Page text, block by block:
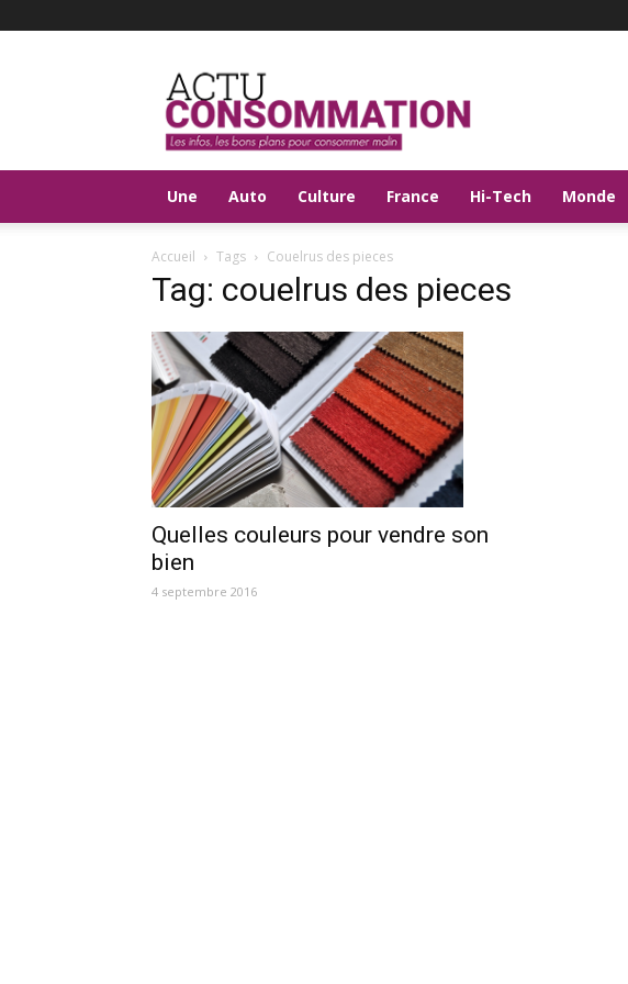
Actu
Consommation
Une Auto Culture France Hi-Tech Monde
Accueil Tags Couelrus des pieces
Tag: couelrus des pieces
Quelles couleurs pour vendre son
bien
4 septembre 2016